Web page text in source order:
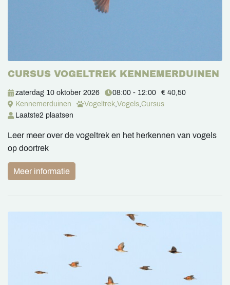
CURSUS VOGELTREK KENNEMERDUINEN
zaterdag 10 oktober 2026 08:00 - 12:00
€ 40,50
Kennemerduinen
Vogeltrek Vogels Cursus
Laatste2 plaatsen
Leer meer over de vogeltrek en het herkennen van vogels
op doortrek
Meer informatie